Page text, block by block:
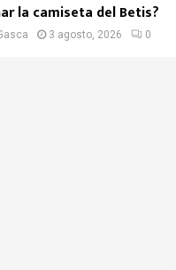
la camiseta del Betis?
3 agosto, 2026 0